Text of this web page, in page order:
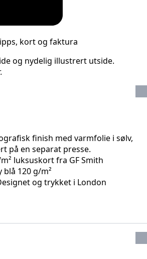
kort og faktura
og nydelig illustrert utside.
finish med varmfolie i sølv,
på en separat presse.
luksuskort fra GF Smith
blå 120 g/m²
og trykket i London